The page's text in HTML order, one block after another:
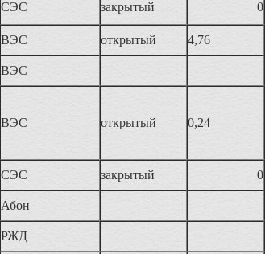
СЭС закрытый
0
ВЭС открытый
4,76
ВЭС
ВЭС открытый 0,24
СЭС закрытый
0
Абон
РЖД